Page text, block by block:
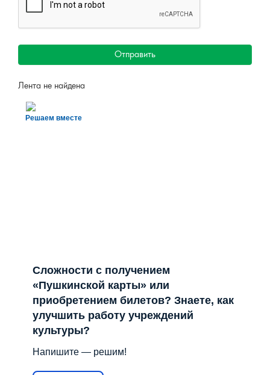
Отправить
Лента не найдена
Решаем вместе
Сложности с получением
«Пушкинской карты» или
приобретением билетов? Знаете, как
улучшить работу учреждений
культуры?
Напишите — решим!